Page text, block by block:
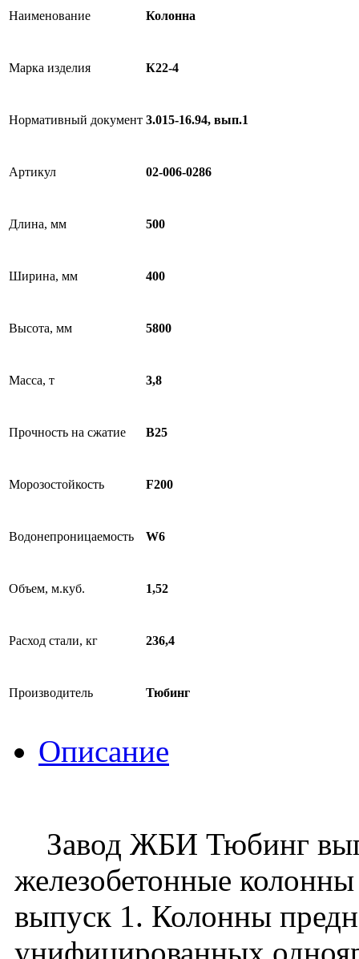
Наименование Колонна
Марка изделия К22-4
Нормативный документ 3.015-16.94, вып.1
Артикул 02-006-0286
Длина, мм 500
Ширина, мм 400
Высота, мм 5800
Масса, т 3,8
Прочность на сжатие В25
Морозостойкость F200
Водонепроницаемость W6
Объем, м.куб. 1,52
Расход стали, кг 236,4
Производитель Тюбинг
Описание
Завод ЖБИ Тюбинг
железобетонные
выпуск 1. Колонны